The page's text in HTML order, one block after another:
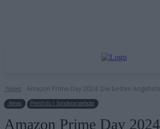
.News Amazon Prime Day 2024: Die besten
.News Preishits | Sonderangebote
Amazon Prime Day